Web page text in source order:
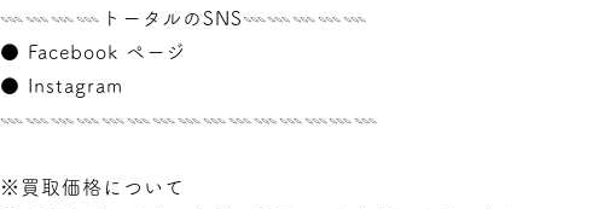
𓇠𓇠𓇠𓇠トータルのSNS𓇠𓇠𓇠𓇠𓇠
● Facebook ページ
● Instagram
𓇠𓇠𓇠𓇠𓇠𓇠𓇠𓇠𓇠𓇠𓇠𓇠𓇠𓇠𓇠
※買取価格について